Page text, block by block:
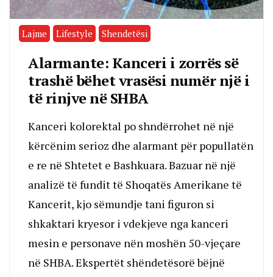
Lajme Lifestyle Shendetësi
Alarmante: Kanceri i zorrës së
trashë bëhet vrasësi numër një i
të rinjve në SHBA
Kanceri kolorektal po shndërrohet në një
kërcënim serioz dhe alarmant për popullatën
e re në Shtetet e Bashkuara. Bazuar në një
analizë të fundit të Shoqatës Amerikane të
Kancerit, kjo sëmundje tani figuron si
shkaktari kryesor i vdekjeve nga kanceri
mesin e personave nën moshën 50-vjeçare
në SHBA. Ekspertët shëndetësorë bëjnë